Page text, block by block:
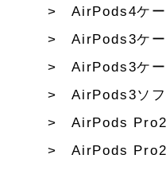
AirPods4ケ
AirPods3ケ
AirPods3ケ
AirPods3ソ
AirPods Pro2
AirPods